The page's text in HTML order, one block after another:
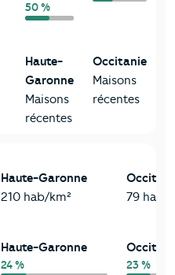
50 %
Haute-
Garonne
Maisons
récentes
Occitanie
Maisons
récentes
Haute-Garonne
210 hab/km²
79 hab/
Haute-Garonne
24 % 23 %